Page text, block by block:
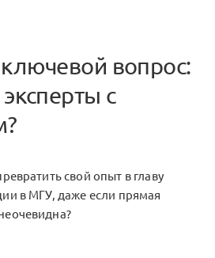
вопрос:
с
свой опыт в главу
в МГУ, даже если прямая